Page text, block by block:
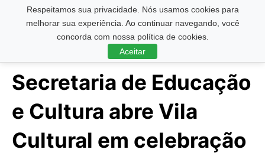
Respeitamos sua privacidade. Nós usamos cookies para
melhorar sua experiência. Ao continuar navegando, você
concorda com nossa política de cookies.
Aceitar
Pesquisar ...
Secretaria de Educação
e Cultura abre Vila
Cultural em celebração